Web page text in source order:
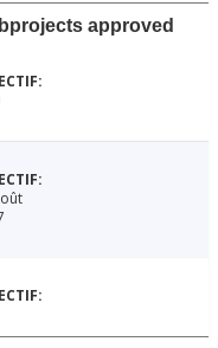
approved